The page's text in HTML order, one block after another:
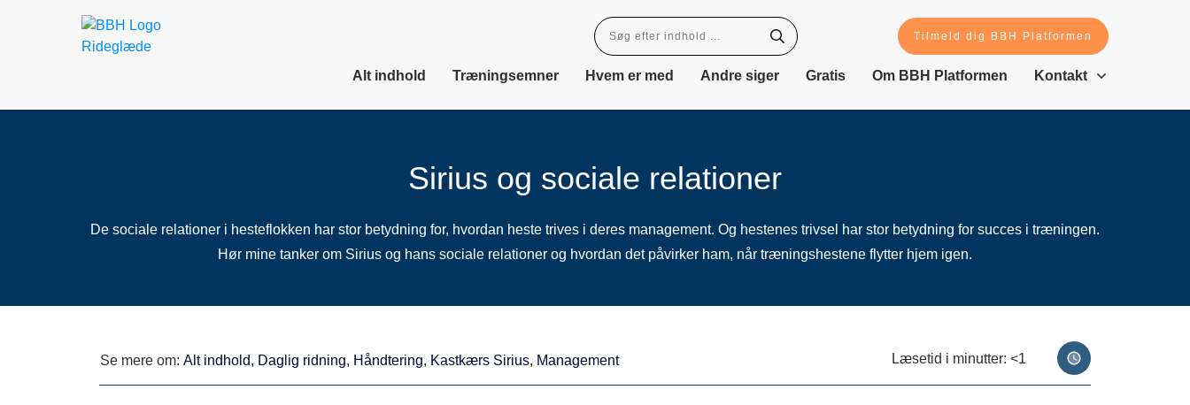
Tilmeld dig BBH Platformen
Alt indhold Træningsemner Hvem er med Andre siger Gratis Om BBH Platformen Kontakt
Sirius og sociale relationer
De sociale relationer i hesteflokken har stor betydning for, hvordan heste trives i deres management. Og hestenes trivsel har stor betydning for succes i træningen.
Hør mine tanker om Sirius og hans sociale relationer og hvordan det påvirker ham, når træningshestene flytter hjem igen.
Se mere om: Alt indhold, Daglig ridning, Håndtering, Kastkærs Sirius, Management Læsetid i minutter: <1